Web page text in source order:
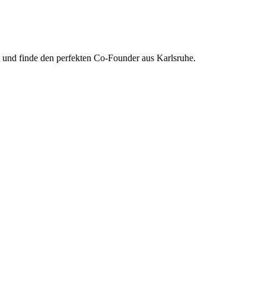
finde den perfekten Co-Founder aus Karlsruhe.